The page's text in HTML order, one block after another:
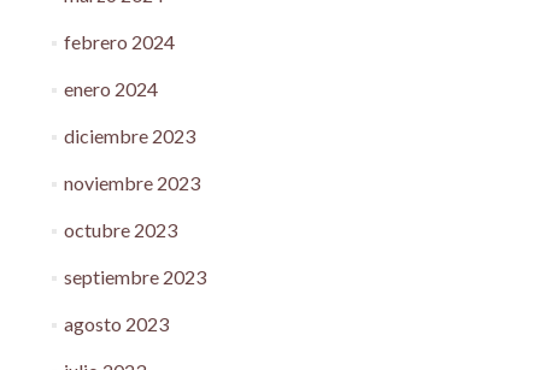
febrero 2024
enero 2024
diciembre 2023
noviembre 2023
octubre 2023
septiembre 2023
agosto 2023